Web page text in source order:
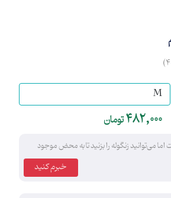
482,000تومان
می‌توانید زنگوله را بزنید تا به محض موجود